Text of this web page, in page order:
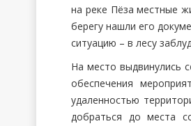
на реке Пёза местные
берегу нашли его
ситуацию – в лесу
На место выдвинулись
обеспечения
удаленностью
добраться до места